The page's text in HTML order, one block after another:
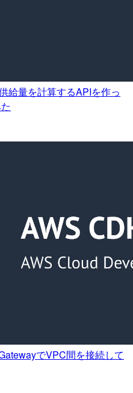
給量を計算するAPIを作っ
でVPC間を接続して